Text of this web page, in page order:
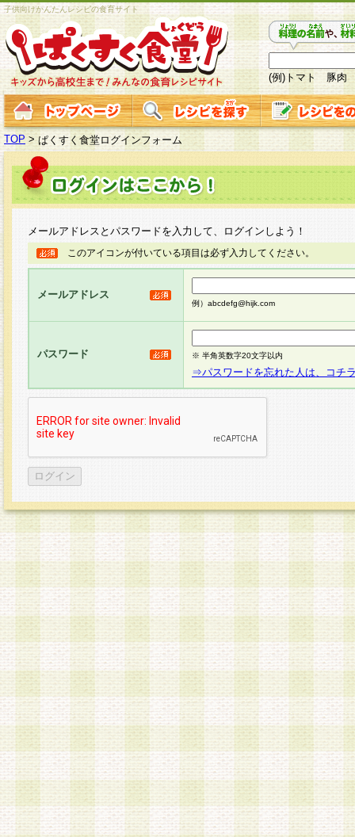
子供向けかんたんレシピの食育サイト
(例)トマト 豚肉
TOP > ぱくすく食堂ログインフォーム
メールアドレスとパスワードを入力して、ログインしよう！
このアイコンが付いている項目は必ず入力してください。
メールアドレス
例）abcdefg@hijk.com
パスワード ※ 半角英数字20文字以内
⇒パスワードを忘れた人は、コチ